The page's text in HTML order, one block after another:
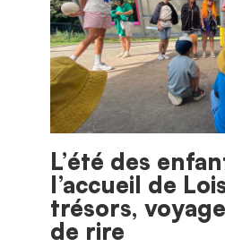
L’été des
l’accueil de
trésors,
de rire